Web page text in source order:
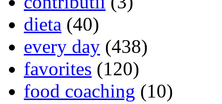
dieta (40)
every day (438)
favorites (120)
food coaching (10)